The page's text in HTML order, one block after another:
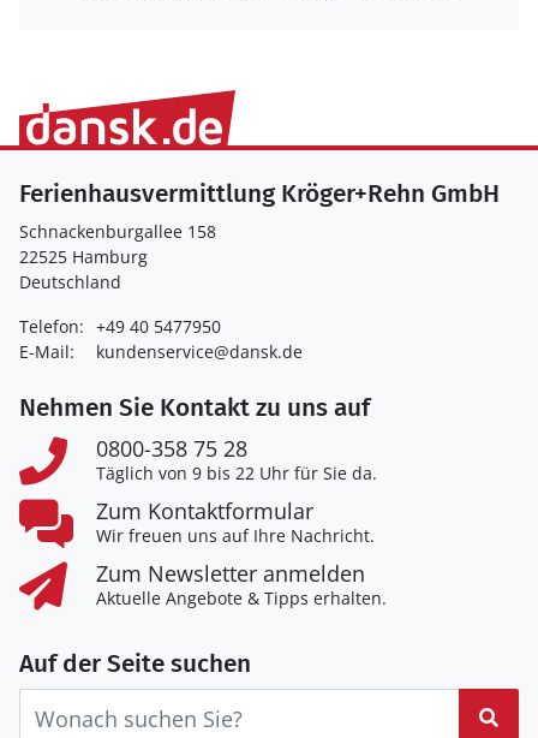
Ferienhausvermittlung Kröger+Rehn GmbH
Schnackenburgallee 158
22525 Hamburg
Deutschland
Telefon: +49 40 5477950
E-Mail:
kundenservice@dansk.de
Nehmen Sie Kontakt zu uns auf
0800-358 75 28
Täglich von 9 bis 22 Uhr für Sie da.
Zum Kontaktformular
Wir freuen uns auf Ihre Nachricht.
Zum Newsletter anmelden
Aktuelle Angebote & Tipps erhalten.
Auf der Seite suchen